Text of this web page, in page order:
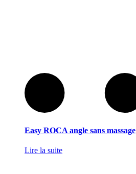
Easy ROCA angle sans massage
Lire la suite